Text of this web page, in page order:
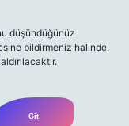
düşündüğünüz
bildirmeniz halinde,